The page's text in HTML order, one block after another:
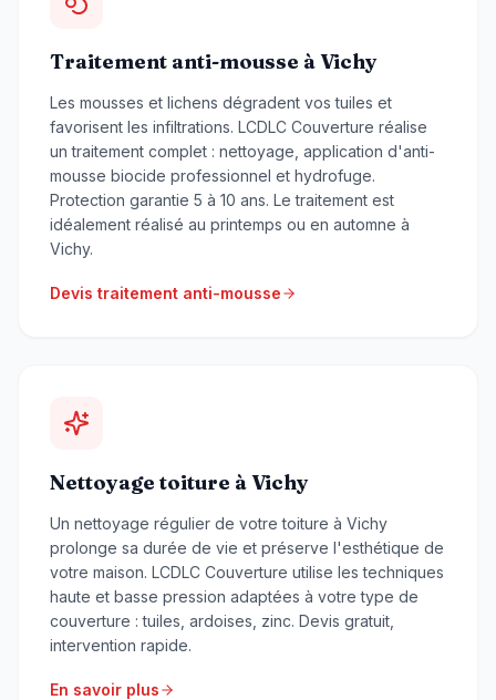
Traitement anti-mousse à Vichy
Les mousses et lichens dégradent vos tuiles et
favorisent les infiltrations. LCDLC Couverture réalise
un traitement complet : nettoyage, application d'anti-
mousse biocide professionnel et hydrofuge.
Protection garantie 5 à 10 ans. Le traitement est
idéalement réalisé au printemps ou en automne à
Vichy.
Devis traitement anti-mousse
Nettoyage toiture à Vichy
Un nettoyage régulier de votre toiture à Vichy
prolonge sa durée de vie et préserve l'esthétique de
votre maison. LCDLC Couverture utilise les techniques
haute et basse pression adaptées à votre type de
couverture : tuiles, ardoises, zinc. Devis gratuit,
intervention rapide.
En savoir plus